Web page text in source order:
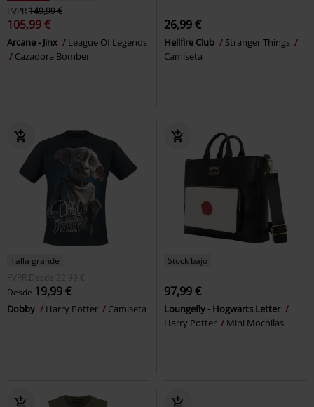
PVPR149,99 €
105,99 €
Arcane - Jinx
League Of Legends
Cazadora Bomber
26,99 €
Hellfire Club
Stranger Things
Camiseta
Talla grande
PVPR
Desde 22,99 €
Desde 19,99 €
Dobby Harry Potter Camiseta
Stock bajo
97,99 €
Loungefly - Hogwarts Letter
Harry Potter
Mini Mochilas